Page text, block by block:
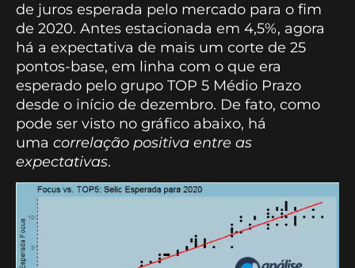
de juros esperada pelo mercado para o fim
de 2020. Antes estacionada em 4,5%, agora
há a expectativa de mais um corte de 25
pontos-base, em linha com o que era
esperado pelo grupo TOP 5 Médio Prazo
desde o início de dezembro. De fato, como
pode ser visto no gráfico abaixo, há
uma correlação positiva entre as
expectativas.